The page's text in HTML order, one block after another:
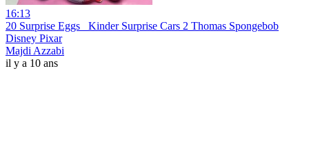
16:13
20 Surprise Eggs_ Kinder Surprise Cars 2 Thomas Spongebob
Disney Pixar
Majdi Azzabi
il y a 10 ans